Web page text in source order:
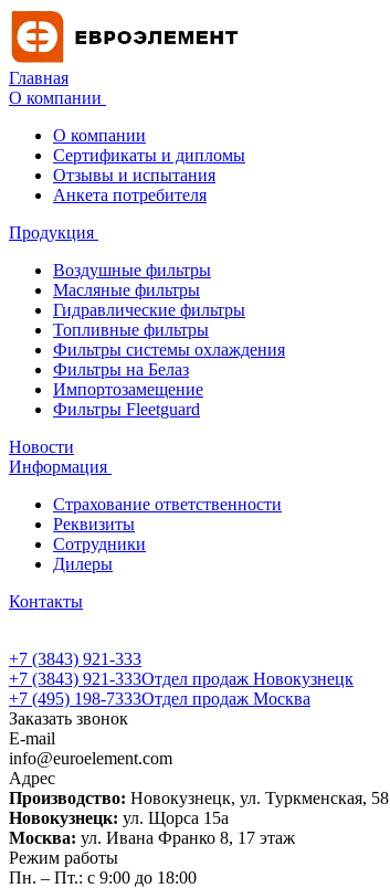
Главная
О компании
О компании
Сертификаты и дипломы
Отзывы и испытания
Анкета потребителя
Продукция
Воздушные фильтры
Масляные фильтры
Гидравлические фильтры
Топливные фильтры
Фильтры системы охлаждения
Фильтры на Белаз
Импортозамещение
Фильтры Fleetguard
Новости
Информация
Страхование ответственности
Реквизиты
Сотрудники
Дилеры
Контакты
+7 (3843) 921-333
+7 (3843) 921-333Отдел продаж Новокузнецк
+7 (495) 198-7333Отдел продаж Москва
Заказать звонок
E-mail
info@euroelement.com
Адрес
Производство: Новокузнецк, ул. Туркменская, 58
Новокузнецк: ул. Щорса 15а
Москва: ул. Ивана Франко 8, 17 этаж
Режим работы
Пн. – Пт.: с 9:00 до 18:00